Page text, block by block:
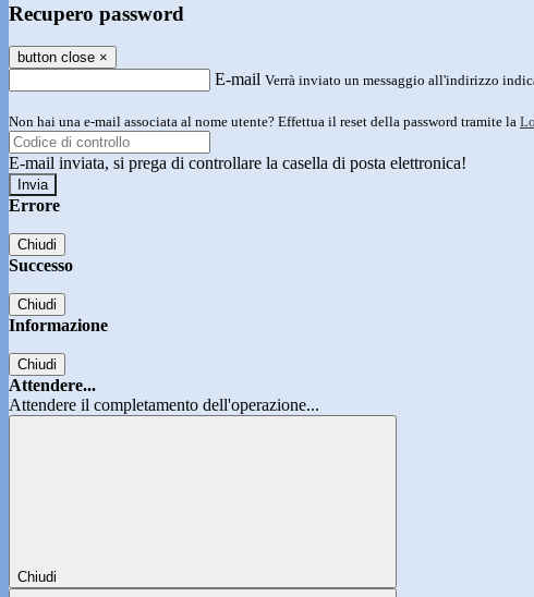
Recupero password
button close ×
E-mail Verrà inviato un messaggio all'indirizzo
Non hai una e-mail associata al nome utente? Effettua il reset della password tramite la
E-mail inviata, si prega di controllare la casella di posta elettronica!
Errore
Chiudi
Successo
Chiudi
Informazione
Chiudi
Attendere...
Attendere il completamento dell'operazione...
Chiudi